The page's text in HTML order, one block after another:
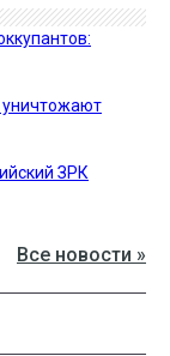
уничтожают
ЗРК
Все новости »